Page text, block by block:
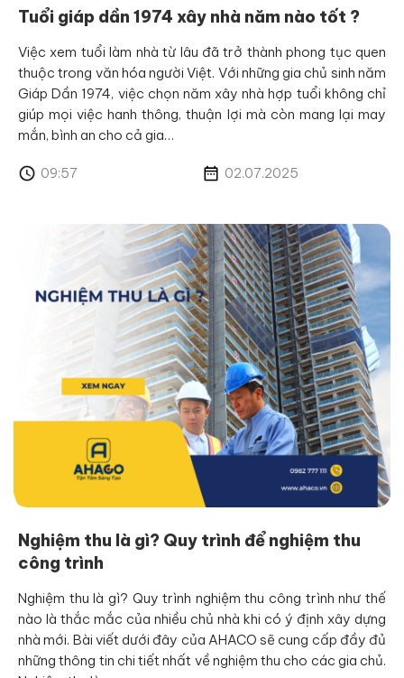
Tuổi giáp dần 1974 xây nhà năm nào tốt ?
Việc xem tuổi làm nhà từ lâu đã trở thành phong tục quen
thuộc trong văn hóa người Việt. Với những gia chủ sinh năm
Giáp Dần 1974, việc chọn năm xây nhà hợp tuổi không chỉ
giúp mọi việc hanh thông, thuận lợi mà còn mang lại may
mắn, bình an cho cả gia…
09:57 02.07.2025
Nghiệm thu là gì? Quy trình để nghiệm thu
công trình
Nghiệm thu là gì? Quy trình nghiệm thu công trình như thế
nào là thắc mắc của nhiều chủ nhà khi có ý định xây dựng
nhà mới. Bài viết dưới đây của AHACO sẽ cung cấp đầy đủ
những thông tin chi tiết nhất về nghiệm thu cho các gia chủ.